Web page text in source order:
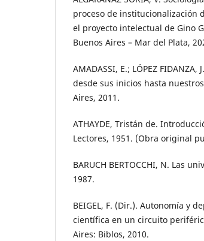
proceso de institucionalización
el proyecto intelectual de Gino
Buenos Aires – Mar del Plata,
AMADASSI, E.; LÓPEZ
desde sus inicios hasta
Aires, 2011.
ATHAYDE, Tristán de.
Lectores, 1951. (Obra original
BARUCH BERTOCCHI, N. Las
1987.
BEIGEL, F. (Dir.). Autonomía y
científica en un circuito
Aires: Biblos, 2010.